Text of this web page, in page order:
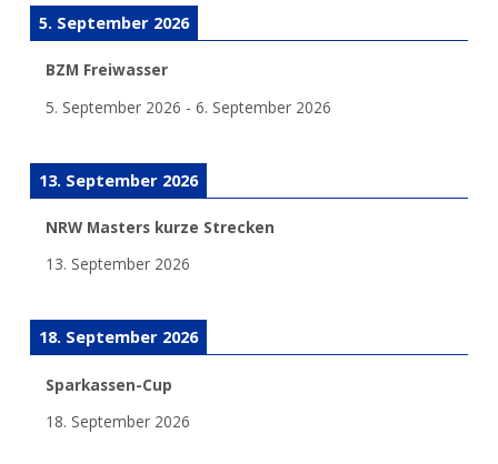
5. September 2026
BZM Freiwasser
5. September 2026 - 6. September 2026
13. September 2026
NRW Masters kurze Strecken
13. September 2026
18. September 2026
Sparkassen-Cup
18. September 2026